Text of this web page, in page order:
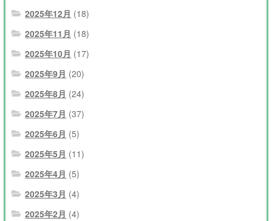
2025年12月 (18)
2025年11月 (18)
2025年10月 (17)
2025年9月 (20)
2025年8月 (24)
2025年7月 (37)
2025年6月 (5)
2025年5月 (11)
2025年4月 (5)
2025年3月 (4)
2025年2月 (4)